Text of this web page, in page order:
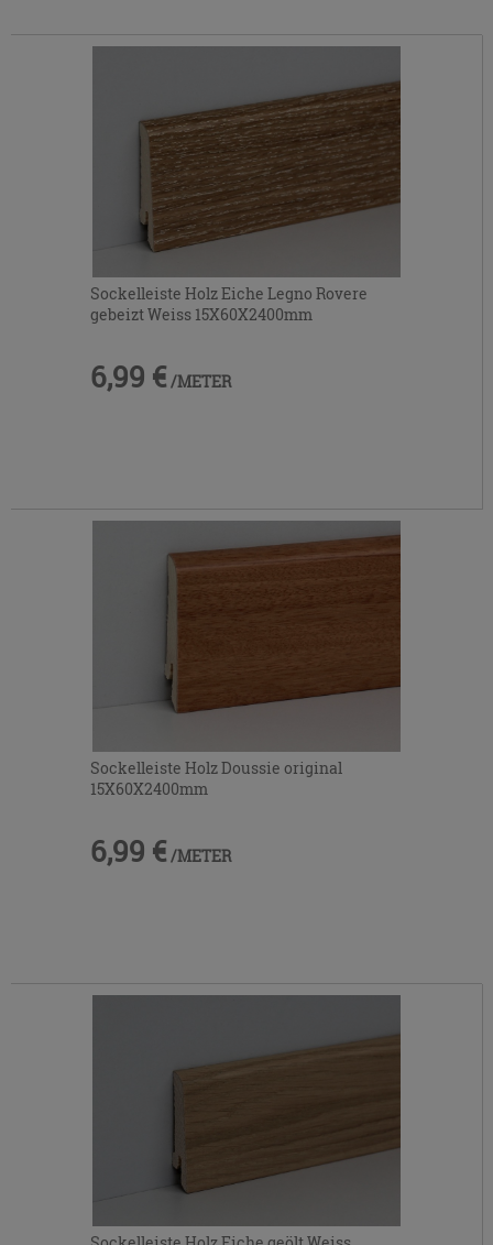
Sockelleiste Holz Eiche Legno Rovere
gebeizt Weiss 15X60X2400mm
6,99 € /METER
Sockelleiste Holz Doussie original
15X60X2400mm
6,99 € /METER